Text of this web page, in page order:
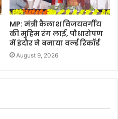
MP: मंत्री कैलाश विजयवर्गीय
की मुहिम रंग लाई, पौधारोपण
में इंदौर ने बनाया वर्ल्ड रिकॉर्ड
August 9, 2026